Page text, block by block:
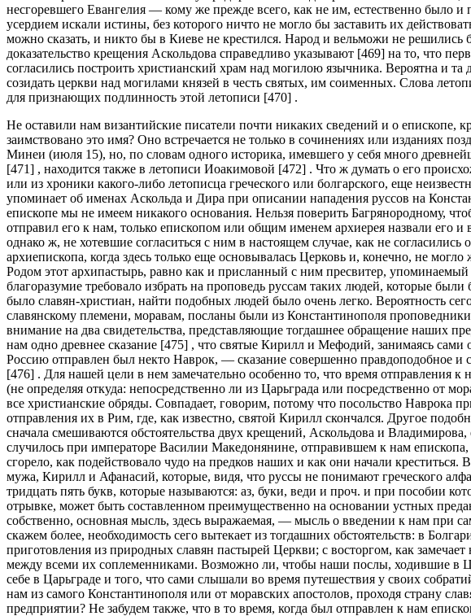
несгоревшего Евангелия — кому же прежде всего, как не им, естественно было
усердием искали истины, без которого ничто не могло бы заставить их
можно сказать, и никто бы в Киеве не крестился. Народ и вельможи не решились
доказательство крещения Аскольдова справедливо указывают [469] на то, что
согласились построить христианский храм над могилою язычника. Вероятна и
созидать церкви над могилами князей в честь святых, им соименных. Слова
для признающих подлинность этой летописи [470] .
Не оставили нам византийские писатели почти никаких сведений и о
заимствовано это имя? Оно встречается не только в сочинениях или изданиях
Минеи (июля 15), но, по словам одного историка, имевшего у себя много
[471] , находится также в летописи Иоакимовой [472] . Что ж думать о его
или из хроники какого-либо летописца греческого или болгарского, еще
упоминает об именах Аскольда и Дира при описании нападения руссов на
епископе мы не имеем никакого основания. Нельзя поверить Багрянородному,
отправил его к нам, только епископом или общим именем архиерея назвали его
однако ж, не хотевшие согласиться с ним в настоящем случае, как не
архиепископа, когда здесь только еще основывалась Церковь и, конечно, не
Родом этот архипастырь, равно как и присланный с ним пресвитер,
благоразумие требовало избрать на проповедь руссам таких людей, которые
было славян-христиан, найти подобных людей было очень легко. Вероятность
славянскому племени, моравам, посланы были из Константинополя
внимание на два свидетельства, представляющие тогдашнее обращение наших
нам одно древнее сказание [475] , что святые Кирилл и Мефодий, занимаясь
Россию отправлен был некто Наврок, — сказание совершенно правдоподобное и
[476] . Для нашей цели в нем замечательно особенно то, что время отправления
(не определяя откуда: непосредственно ли из Царьграда или посредственно от
все христианские обряды. Совпадает, говорим, потому что посольство Наврока
отправления их в Рим, где, как известно, святой Кирилл скончался. Другое
сначала смешиваются обстоятельства двух крещений, Аскольдова и
случилось при императоре Василии Македонянине, отправившем к нам
сгорело, как подействовало чудо на предков наших и как они начали
мужа, Кирилл и Афанасий, которые, видя, что руссы не понимают греческого
тридцать пять букв, которые называются: аз, буки, веди и проч. и при пособии
отрывке, может быть составленном преимущественно на основании устных
собственно, основная мысль, здесь выражаемая, — мысль о введении к нам при
скажем более, необходимость сего вытекает из тогдашних обстоятельств: в
приготовления из природных славян пастырей Церкви; с восторгом, как
между всеми их соплеменниками. Возможно ли, чтобы наши послы, ходившие в
себе в Царьграде и того, что сами слышали во время путешествия у своих
нам из самого Константинополя или от моравских апостолов, проходя страну
предприятии? Не забудем также, что в то время, когда был отправлен к нам